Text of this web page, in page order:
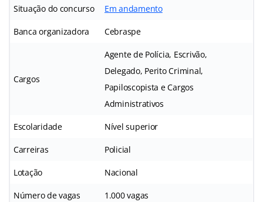
Situação do concurso Em andamento
Banca organizadora Cebraspe
Cargos
Agente de Polícia, Escrivão,
Delegado, Perito Criminal,
Papiloscopista e Cargos
Administrativos
Escolaridade Nível superior
Carreiras Policial
Lotação Nacional
Número de vagas 1.000 vagas